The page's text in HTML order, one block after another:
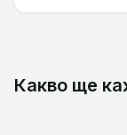
Какво ще